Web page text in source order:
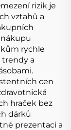
rizik je
vztahů a
rychle
trendy a
cen
hraček bez
dárků
prezentaci a